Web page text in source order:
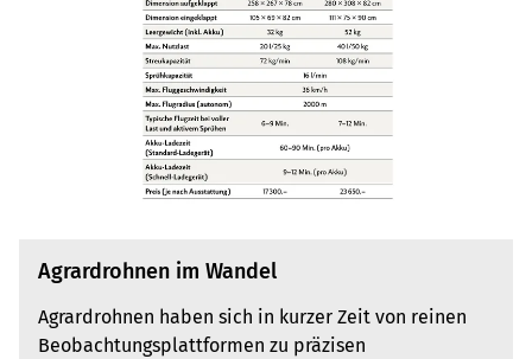
Agrardrohnen im Wandel
Agrardrohnen haben sich in kurzer Zeit von reinen
Beobachtungsplattformen zu präzisen